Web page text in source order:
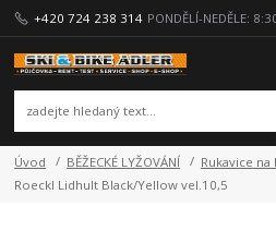
+420 724 238 314 PONDĚLÍ-NEDĚLE:
Úvod BĚŽECKÉ LYŽOVÁNÍ Rukavice na
Roeckl Lidhult Black/Yellow vel.10,5